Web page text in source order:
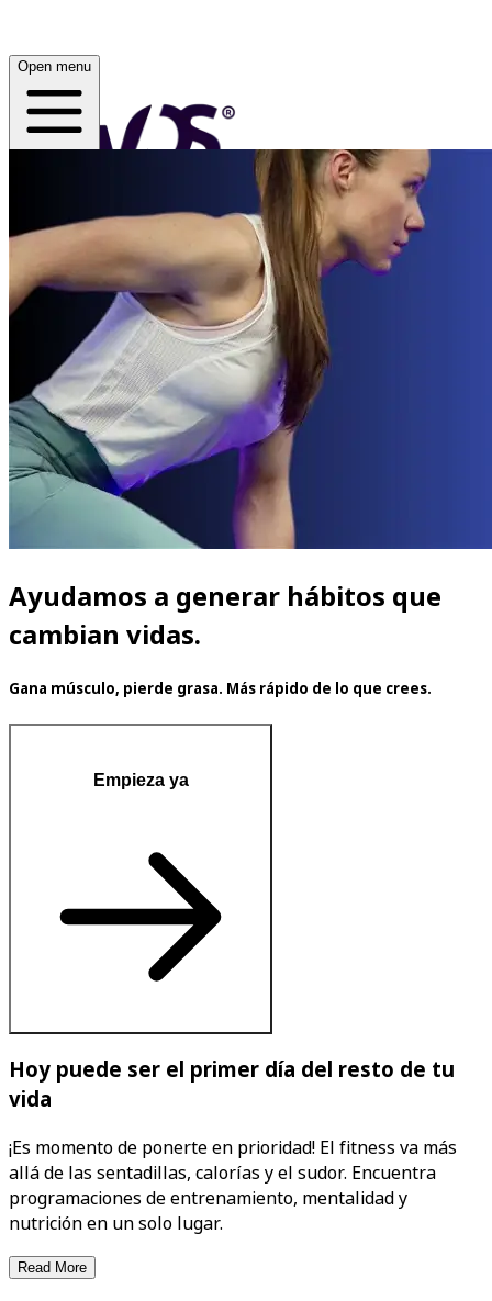
wOS by Andie Illanes
Open menu
Comprar
Open menu
Ayudamos a generar hábitos que
cambian vidas.
Gana músculo, pierde grasa. Más rápido de lo que crees.
Empieza ya
Hoy puede ser el primer día del resto de tu
vida
¡Es momento de ponerte en prioridad! El fitness va más
allá de las sentadillas, calorías y el sudor. Encuentra
programaciones de entrenamiento, mentalidad y
nutrición en un solo lugar.
Read More